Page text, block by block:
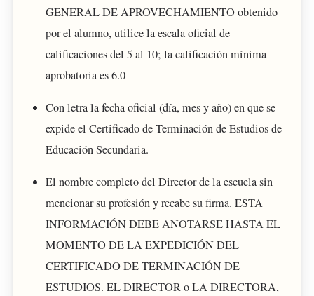
GENERAL DE APROVECHAMIENTO obtenido
por el alumno, utilice la escala oficial de
calificaciones del 5 al 10; la calificación mínima
aprobatoria es 6.0
Con letra la fecha oficial (día, mes y año) en que se
expide el Certificado de Terminación de Estudios de
Educación Secundaria.
El nombre completo del Director de la escuela sin
mencionar su profesión y recabe su firma. ESTA
INFORMACIÓN DEBE ANOTARSE HASTA EL
MOMENTO DE LA EXPEDICIÓN DEL
CERTIFICADO DE TERMINACIÓN DE
ESTUDIOS. EL DIRECTOR o LA DIRECTORA,